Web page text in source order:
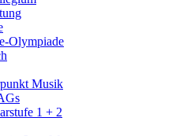
Olympiade
Musik
1 + 2